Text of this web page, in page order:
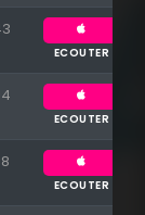
ECOUTER
ECOUTER
ECOUTER